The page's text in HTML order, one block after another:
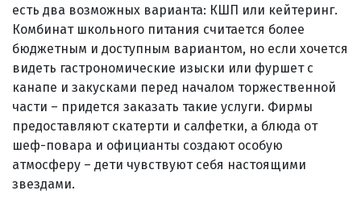
есть два возможных варианта: КШП или кейтеринг.
Комбинат школьного питания считается более
бюджетным и доступным вариантом, но если хочется
видеть гастрономические изыски или фуршет с
канапе и закусками перед началом торжественной
части – придется заказать такие услуги. Фирмы
предоставляют скатерти и салфетки, а блюда от
шеф-повара и официанты создают особую
атмосферу – дети чувствуют себя настоящими
звездами.